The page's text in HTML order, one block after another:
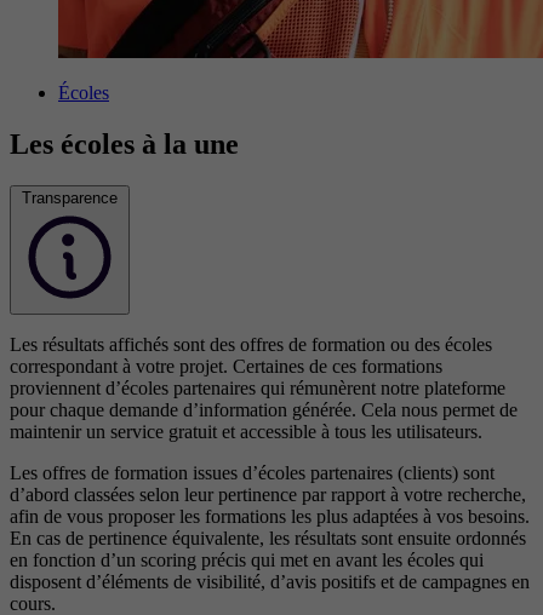
Écoles
Les écoles à la une
Transparence
Les résultats affichés sont des offres de formation ou des écoles
correspondant à votre projet. Certaines de ces formations
proviennent d’écoles partenaires qui rémunèrent notre plateforme
pour chaque demande d’information générée. Cela nous permet de
maintenir un service gratuit et accessible à tous les utilisateurs.
Les offres de formation issues d’écoles partenaires (clients) sont
d’abord classées selon leur pertinence par rapport à votre recherche,
afin de vous proposer les formations les plus adaptées à vos besoins.
En cas de pertinence équivalente, les résultats sont ensuite ordonnés
en fonction d’un scoring précis qui met en avant les écoles qui
disposent d’éléments de visibilité, d’avis positifs et de campagnes en
cours.